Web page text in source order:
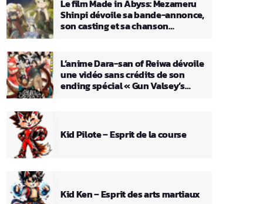
Le film Made in Abyss: Mezameru
Shinpi dévoile sa bande-annonce,
son casting et sa chanson
L’anime Dara-san of Reiwa dévoile
une vidéo sans crédits de son
ending spécial « Gun Valsey’s
Kid Pilote – Esprit de la course
Kid Ken – Esprit des arts martiaux